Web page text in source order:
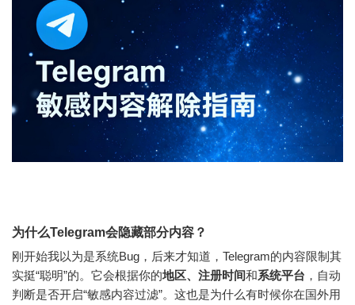
为什么Telegram会隐藏部分内容？
刚开始我以为是系统Bug，后来才知道，Telegram的内容限制其
实挺“聪明”的。它会根据你的地区、注册时间和系统平台 ，自动
判断是否开启“敏感内容过滤”。这也是为什么有时候你在国外用